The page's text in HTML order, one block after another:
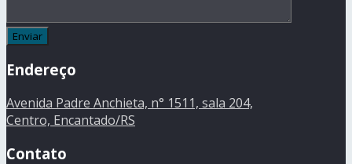
Endereço
Avenida Padre Anchieta, n° 1511, sala 204,
Centro, Encantado/RS
Contato